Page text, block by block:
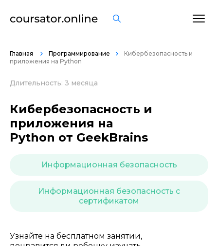
Главная Программирование
Кибербезопасность и
приложения на Python
Длительность: 3 месяца
Кибербезопасность и
приложения на
Python от GeekBrains
Информационная безопасность
Информационная безопасность с
сертификатом
Узнайте на бесплатном занятии,